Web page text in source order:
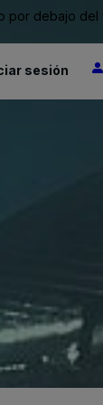
debajo del
sesión